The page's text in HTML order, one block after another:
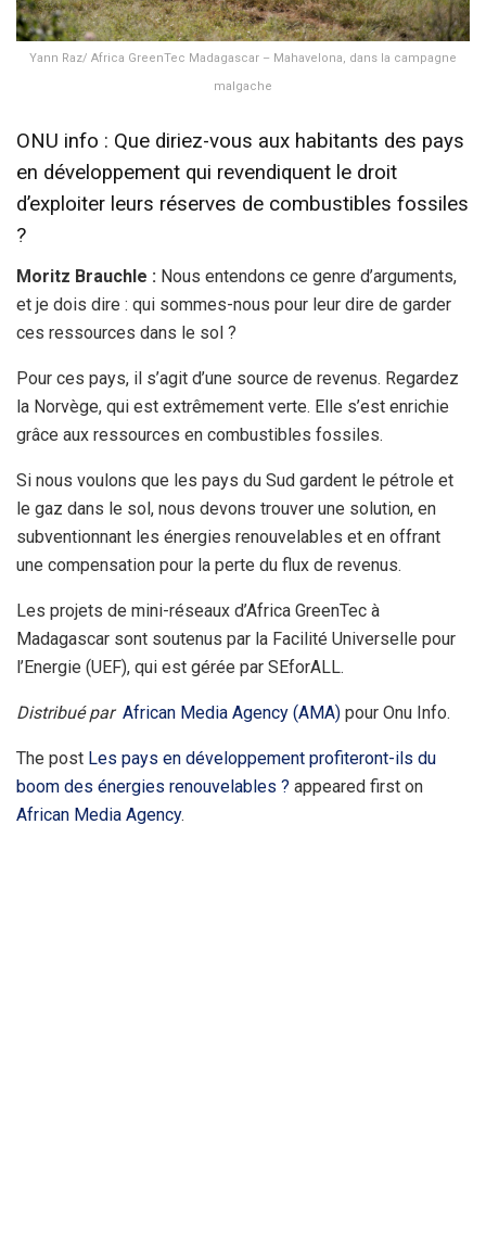
Yann Raz/ Africa GreenTec Madagascar – Mahavelona, dans la campagne
malgache
ONU info : Que diriez-vous aux habitants des pays
en développement qui revendiquent le droit
d’exploiter leurs réserves de combustibles fossiles
?
Moritz Brauchle : Nous entendons ce genre d’arguments,
et je dois dire : qui sommes-nous pour leur dire de garder
ces ressources dans le sol ?
Pour ces pays, il s’agit d’une source de revenus. Regardez
la Norvège, qui est extrêmement verte. Elle s’est enrichie
grâce aux ressources en combustibles fossiles.
Si nous voulons que les pays du Sud gardent le pétrole et
le gaz dans le sol, nous devons trouver une solution, en
subventionnant les énergies renouvelables et en offrant
une compensation pour la perte du flux de revenus.
Les projets de mini-réseaux d’Africa GreenTec à
Madagascar sont soutenus par la Facilité Universelle pour
l’Energie (UEF), qui est gérée par SEforALL.
Distribué par African Media Agency (AMA) pour Onu Info.
The post Les pays en développement profiteront-ils du
boom des énergies renouvelables ? appeared first on
African Media Agency.